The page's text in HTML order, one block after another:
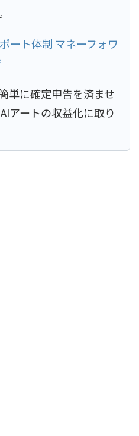
ート体制 マネーフォワ
単に確定申告を済ませ
アートの収益化に取り